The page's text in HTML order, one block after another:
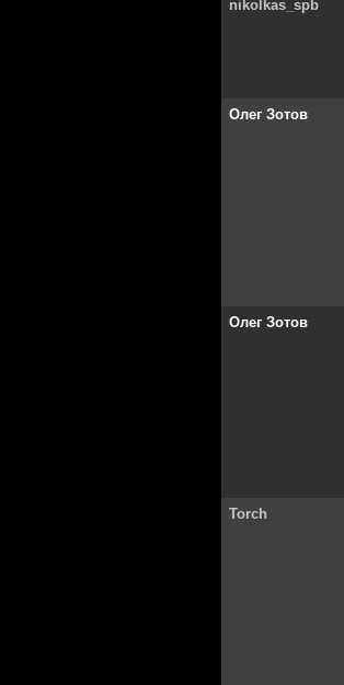
nikolkas_spb
Олег Зотов
Олег Зотов
Torch